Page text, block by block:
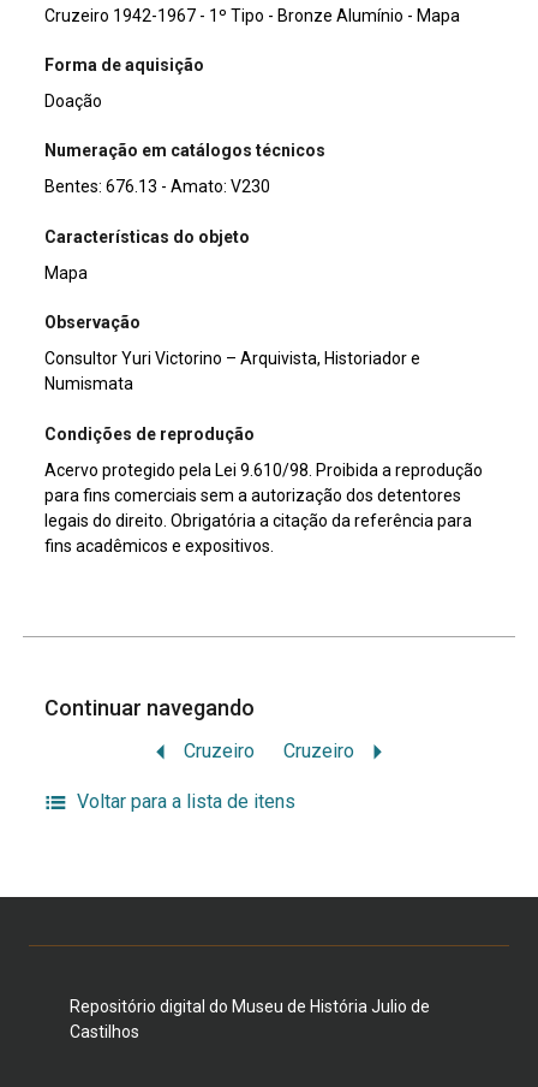
Cruzeiro 1942-1967 - 1º Tipo - Bronze Alumínio - Mapa
Forma de aquisição
Doação
Numeração em catálogos técnicos
Bentes: 676.13 - Amato: V230
Características do objeto
Mapa
Observação
Consultor Yuri Victorino – Arquivista, Historiador e
Numismata
Condições de reprodução
Acervo protegido pela Lei 9.610/98. Proibida a reprodução
para fins comerciais sem a autorização dos detentores
legais do direito. Obrigatória a citação da referência para
fins acadêmicos e expositivos.
Continuar navegando
Cruzeiro Cruzeiro
Voltar para a lista de itens
Repositório digital do Museu de História Julio de
Castilhos